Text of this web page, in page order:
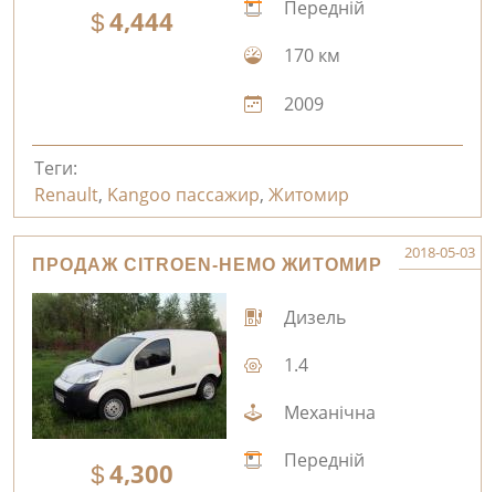
4,444
Передній
170 км
2009
Теги:
Renault, Kangoo пассажир, Житомир
ПРОДАЖ CITROEN-НЕМО ЖИТОМИР
2018-05-03
4,300
Дизель
1.4
Механічна
Передній